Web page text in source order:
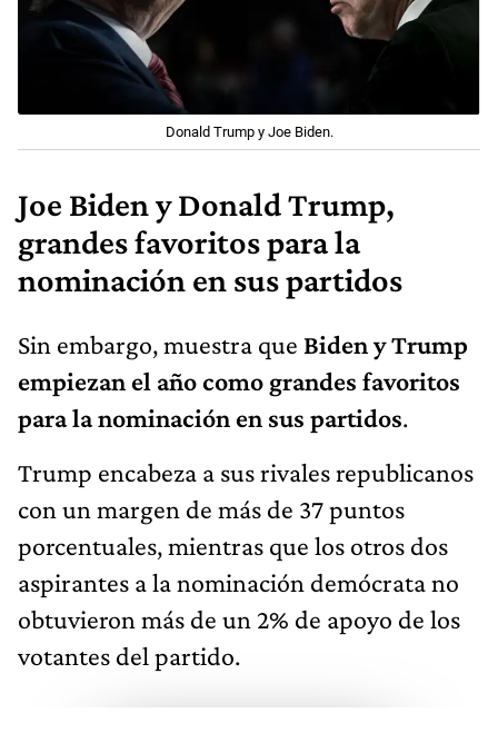
Donald Trump y Joe Biden.
Joe Biden y Donald Trump,
grandes favoritos para la
nominación en sus partidos
Sin embargo, muestra que Biden y Trump
empiezan el año como grandes favoritos
para la nominación en sus partidos.
Trump encabeza a sus rivales republicanos
con un margen de más de 37 puntos
porcentuales, mientras que los otros dos
aspirantes a la nominación demócrata no
obtuvieron más de un 2% de apoyo de los
votantes del partido.